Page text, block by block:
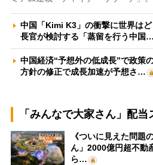
中国「Kimi K3」の衝撃に世界は
長官が検討する「蒸留を行う中国…
中国経済“予想外の低成長”で政
方針の修正で成長加速が予想さ…
「みんなで大家さん」配
《ついに見えた問題
ん」2000億円超不動
ら…